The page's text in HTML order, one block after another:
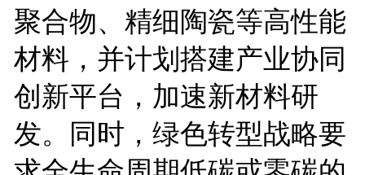
聚合物、精细陶瓷等高性能
材料，并计划搭建产业协同
创新平台，加速新材料研
发。同时，绿色转型战略要